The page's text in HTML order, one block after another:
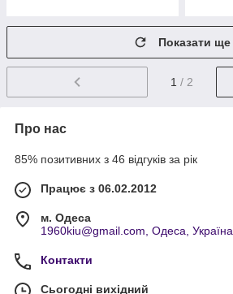
Показати ще
1 / 2
Про нас
85% позитивних з 46 відгуків за рік
Працює з 06.02.2012
м. Одеса
1960kiu@gmail.com, Одеса, Україна
Контакти
Сьогодні вихідний